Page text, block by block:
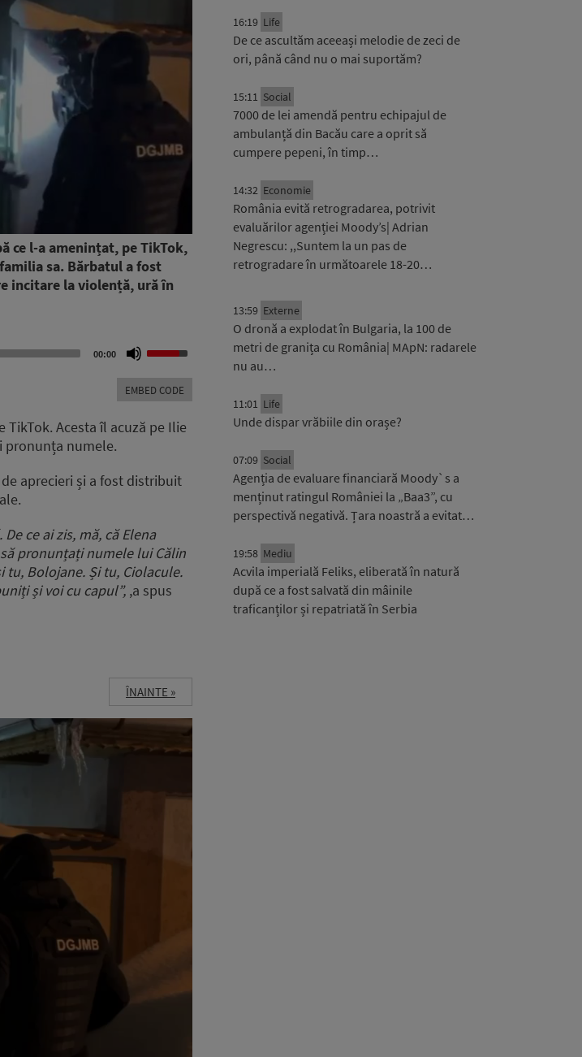
ce l-a amenințat, pe TikTok,
sa. Bărbatul a fost
incitare la violență, ură în
00:00
Up/Down
keys
increase
volume.
EMBED CODE
Acesta îl acuză pe Ilie
pronunța numele.
aprecieri și a fost distribuit
ce ai zis, mă, că Elena
pronunțați numele lui Călin
tu, Bolojane. Și tu, Ciolacule.
și voi cu capul”, ,a spus
ÎNAINTE »
16:19 Life
De ce ascultăm aceeași melodie de zeci de
ori, până când nu o mai suportăm?
15:11 Social
7000 de lei amendă pentru echipajul de
ambulanță din Bacău care a oprit să
cumpere pepeni, în timp…
14:32 Economie
România evită retrogradarea, potrivit
evaluărilor agenției Moody’s| Adrian
Negrescu: ,,Suntem la un pas de
retrogradare în următoarele 18-20…
13:59 Externe
O dronă a explodat în Bulgaria, la 100 de
metri de granița cu România| MApN: radarele
nu au…
11:01 Life
Unde dispar vrăbiile din orașe?
07:09 Social
Agenția de evaluare financiară Moody`s a
menținut ratingul României la „Baa3”, cu
perspectivă negativă. Țara noastră a evitat…
19:58 Mediu
Acvila imperială Feliks, eliberată în natură
după ce a fost salvată din mâinile
traficanților și repatriată în Serbia